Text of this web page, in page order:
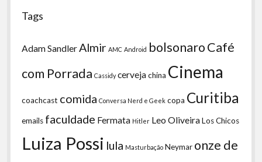
Tags
Adam Sandler Almir AMC Android bolsonaroCafé
com Porrada Cassidy cervejachina Cinema
coachcast comida Conversa Nerd e Geek copa Curitiba
emails faculdade Fermata Hitler Leo OliveiraLos Chicos
Luiza Possi lula Masturbação Neymar onze de